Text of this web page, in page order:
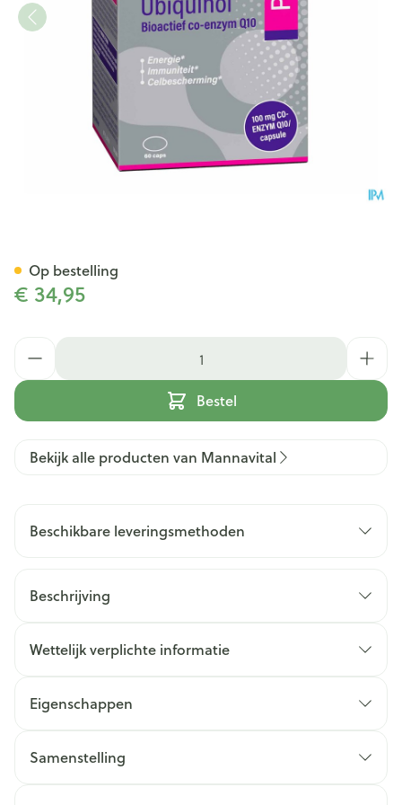
€ 34,95
Bestel
Op bestelling
Bekijk alle producten van Mannavital
Beschikbare leveringsmethoden
Beschrijving
Wettelijk verplichte informatie
Eigenschappen
Samenstelling